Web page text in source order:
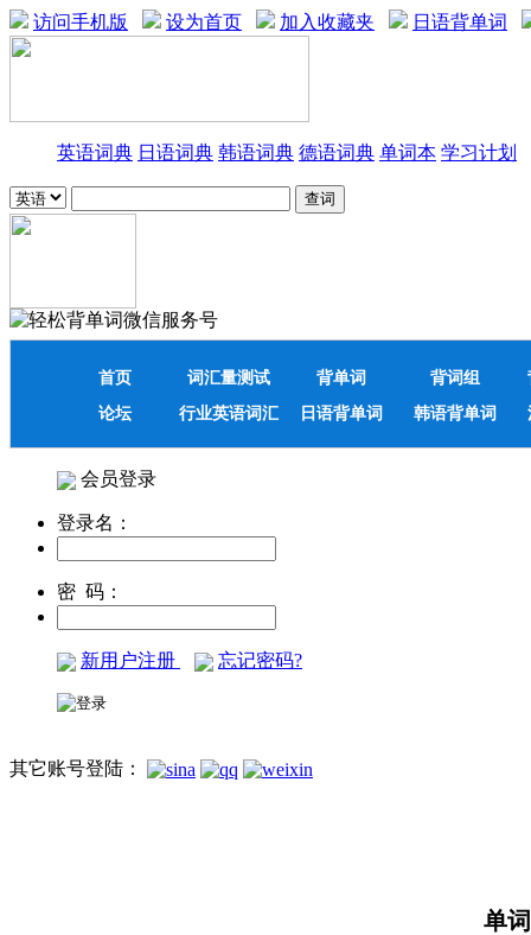
访问手机版 设为首页 加入收藏夹 日语背单词
英语词典 日语词典 韩语词典 德语词典 单词本 学习计划
首页 词汇量测试 背单词 背词组
论坛
行业英语词汇 日语背单词 韩语背单词
会员登录
登录名：
密 码：
新用户注册 忘记密码?
其它账号登陆：
单